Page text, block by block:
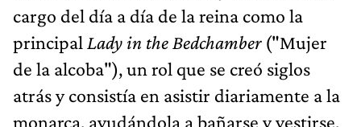
cargo del día a día de la reina como la
principal Lady in the Bedchamber("Mujer
de la alcoba"), un rol que se creó siglos
atrás y consistía en asistir diariamente a la
monarca, ayudándola a bañarse y vestirse,